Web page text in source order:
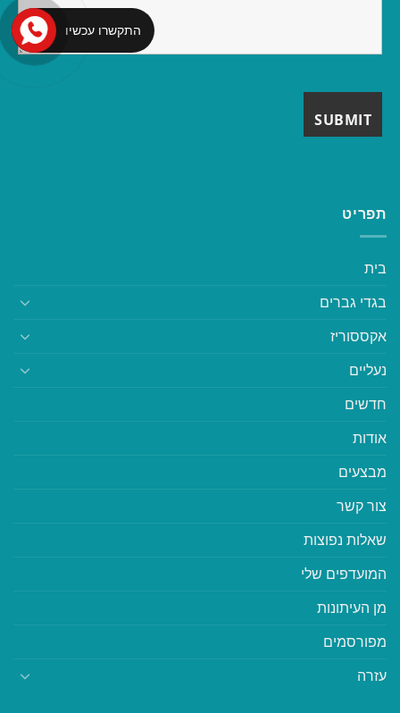
תפריט
בית
בגדי גברים
אקססוריז
נעליים
חדשים
אודות
מבצעים
צור קשר
שאלות נפוצות
המועדפים שלי
מן העיתונות
מפורסמים
עזרה
התקשרו עכשיו